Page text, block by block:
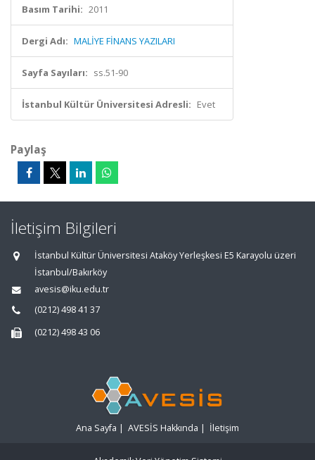
Basım Tarihi: 2011
Dergi Adı: MALİYE FİNANS YAZILARI
Sayfa Sayıları: ss.51-90
İstanbul Kültür Üniversitesi Adresli: Evet
Paylaş
İletişim Bilgileri
İstanbul Kültür Üniversitesi Ataköy Yerleşkesi E5 Karayolu üzeri
İstanbul/Bakırköy
avesis@iku.edu.tr
(0212) 498 41 37
(0212) 498 43 06
Ana Sayfa | AVESİS Hakkında | İletişim